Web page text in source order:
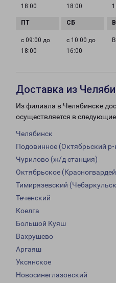
18:00 18:00
с 09:00 до
18:00
с 10:00 до
16:00
Доставка из
Из филиала в Челябинске
осуществляется в
Челябинск
Подовинное (Октябрьский р-
Чурилово (ж/д станция)
Октябрьское
Тимирязевский
Теченский
Коелга
Большой Куяш
Вахрушево
Аргаяш
Уксянское
Новосинеглазовский